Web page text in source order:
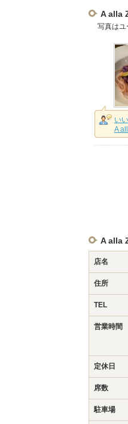
A alla
写真はユ
い
A
A alla
店名
住所
TEL
営業時間
定休日
席数
駐車場